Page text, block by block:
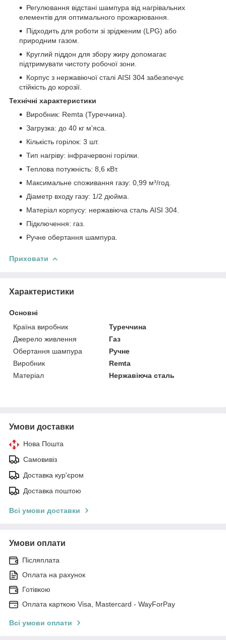
Регулювання відстані шампура від нагрівальних
елементів для оптимального прожарювання.
Підходить для роботи зі зрідженим (LPG) або
природним газом.
Круглий піддон для збору жиру допомагає
підтримувати чистоту робочої зони.
Корпус з нержавіючої сталі AISI 304 забезпечує
стійкість до корозії.
Технічні характеристики
Виробник: Remta (Туреччина).
Загрузка: до 40 кг м'яса.
Кількість горілок: 3 шт.
Тип нагріву: інфрачервоні горілки.
Теплова потужність: 8,6 кВт.
Максимальне споживання газу: 0,99 м³/год.
Діаметр входу газу: 1/2 дюйма.
Матеріал корпусу: нержавіюча сталь AISI 304.
Підключення: газ.
Ручне обертання шампура.
Приховати
Характеристики
Основні
Країна виробник
Туреччина
Джерело живлення
Газ
Обертання шампура
Ручне
Виробник
Remta
Матеріал
Нержавіюча сталь
Умови доставки
Нова Пошта
Самовивіз
Доставка кур'єром
Доставка поштою
Всі умови доставки
Умови оплати
Післяплата
Оплата на рахунок
Готівкою
Оплата карткою Visa, Mastercard - WayForPay
Всі умови оплати